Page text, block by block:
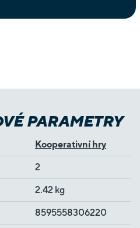
PARAMETRY
Kooperativní hry
2
2.42 kg
8595558306220